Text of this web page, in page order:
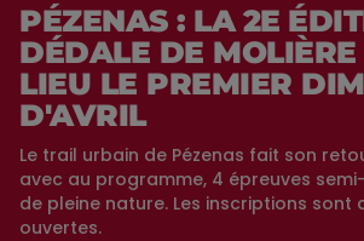
PÉZENAS : LA 2E
DÉDALE DE
LIEU LE PREMIER
D'AVRIL
Le trail urbain de Pézenas fait son
avec au programme, 4 épreuves
de pleine nature. Les inscriptions sont
ouvertes.